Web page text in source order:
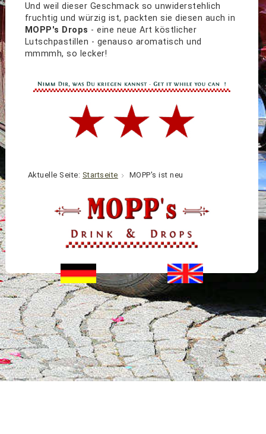
Und weil dieser Geschmack so unwiderstehlich
fruchtig und würzig ist, packten sie diesen auch in
MOPP's Drops - eine neue Art köstlicher
Lutschpastillen - genauso aromatischund
mmmmh, so lecker!
Aktuelle Seite: Startseite MOPP's ist neu